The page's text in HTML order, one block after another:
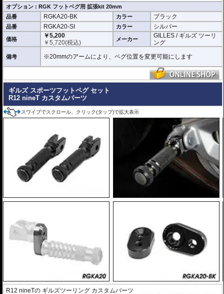
オプション : RGK フットベグ用 拡張kit 20mm
品番
RGKA20-BK カラー ブラック
品番 RGKA20-SI カラー シルバー
価格
￥5,200
￥5,720(税込) メーカー
GILLES / ギルズ ツーリ
ング
備考 ※20mmのアームにより、ペグ位置を変更可能にします
ギルズ スポーツフットペグ セット
R12 nineT カスタムパーツ
スワイプでスクロール、クリック(タップ)で拡大表示
R12 nineTの ギルズツーリング カスタムパーツ